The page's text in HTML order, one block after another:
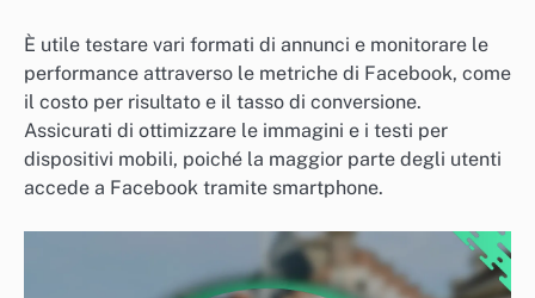
È utile testare vari formati di annunci e monitorare le
performance attraverso le metriche di Facebook, come
il costo per risultato e il tasso di conversione.
Assicurati di ottimizzare le immagini e i testi per
dispositivi mobili, poiché la maggior parte degli utenti
accede a Facebook tramite smartphone.